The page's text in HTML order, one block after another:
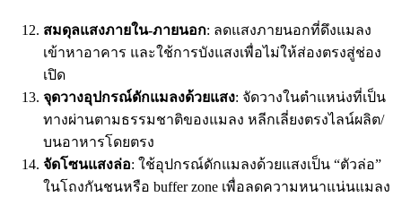
สมดุลแสงภายใน-ภายนอก: ลดแสงภายนอกที่ดึงแมลง
เข้าหาอาคาร และใช้การบังแสงเพื่อไม่ให้ส่องตรงสู่ช่อง
เปิด
จุดวางอุปกรณ์ดักแมลงด้วยแสง: จัดวางในตำแหน่งที่เป็น
ทางผ่านตามธรรมชาติของแมลง หลีกเลี่ยงตรงไลน์ผลิต/
บนอาหารโดยตรง
จัดโซนแสงล่อ: ใช้อุปกรณ์ดักแมลงด้วยแสงเป็น “ตัวล่อ”
ในโถงกันชนหรือ buffer zone เพื่อลดความหนาแน่นแมลง